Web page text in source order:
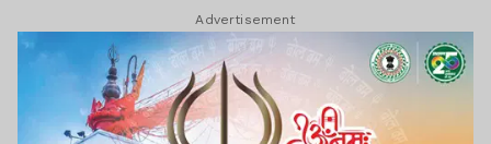
Advertisement